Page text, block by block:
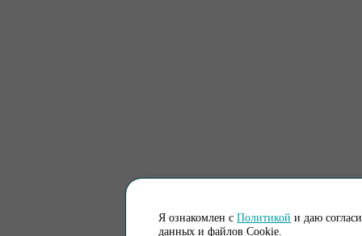
Я ознакомлен с Политикой и даю
данных и файлов Cookie.